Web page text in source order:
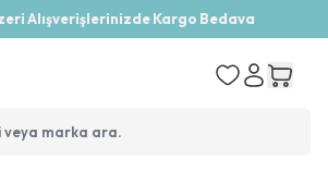
Alışverişlerinizde Kargo Bedava